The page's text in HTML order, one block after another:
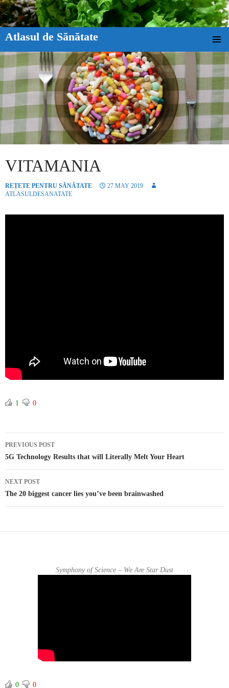
Atlasul de Sănătate
VITAMANIA
REȚETE PENTRU SĂNĂTATE
27 MAY 2019
ATLASULDESANATATE
1 0
Post navigation
PREVIOUS POST
5G Technology Results that will Literally Melt Your Heart
NEXT POST
The 20 biggest cancer lies you’ve been brainwashed
Symphony of Science – We Are Star Dust
0 0